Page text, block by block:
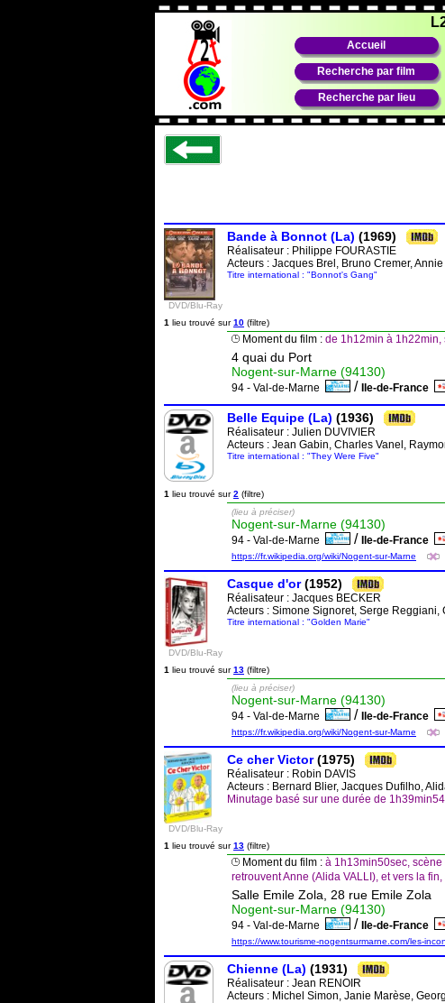
Accueil
Recherche par film
Recherche par lieu
DVD/Blu-Ray
Bande à Bonnot (La) (1969)
Réalisateur : Philippe FOURASTIE
Acteurs : Jacques Brel, Bruno Cremer,
Titre international : "Bonnot's Gang"
1 lieu trouvé sur10 (filtre)
Moment du film : de 1h12min à 1h22min,
4 quai du Port
Nogent-sur-Marne (94130)
94 - Val-de-Marne / Ile-de-France
Belle Equipe (La) (1936)
Réalisateur : Julien DUVIVIER
Acteurs : Jean Gabin, Charles Vanel,
Titre international : "They Were Five"
1 lieu trouvé sur2 (filtre)
(lieu à préciser)
Nogent-sur-Marne (94130)
94 - Val-de-Marne / Ile-de-France
https://fr.wikipedia.org/wiki/Nogent-sur-Marne
DVD/Blu-Ray
Casque d'or(1952)
Réalisateur : Jacques BECKER
Acteurs : Simone Signoret, Serge
Titre international : "Golden Marie"
1 lieu trouvé sur13 (filtre)
(lieu à préciser)
Nogent-sur-Marne (94130)
94 - Val-de-Marne / Ile-de-France
https://fr.wikipedia.org/wiki/Nogent-sur-Marne
DVD/Blu-Ray
Ce cher Victor(1975)
Réalisateur : Robin DAVIS
Acteurs : Bernard Blier, Jacques Dufilho,
Minutage basé sur une durée de
1 lieu trouvé sur13 (filtre)
Moment du film : à 1h13min50sec,
retrouvent Anne (Alida VALLI), et vers la
Salle Emile Zola, 28 rue Emile Zola
Nogent-sur-Marne (94130)
94 - Val-de-Marne / Ile-de-France
https://www.tourisme-nogentsurmarne.com/les-
Chienne (La) (1931)
Réalisateur : Jean RENOIR
Acteurs : Michel Simon, Janie Marèse,